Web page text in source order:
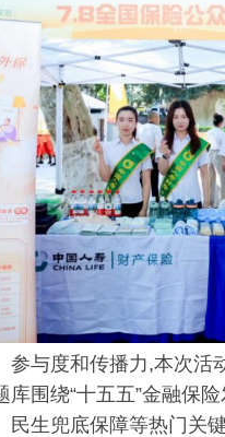
参与度和传播力,本次活
围绕“十五五”金融保
民生兜底保障等热门关